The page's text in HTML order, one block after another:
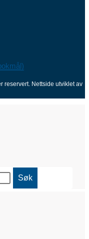
reservert. Nettside utviklet av
Søk